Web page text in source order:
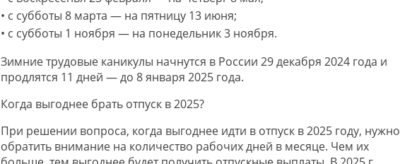
• с субботы 8 марта — на пятницу 13 июня;
• с субботы 1 ноября — на понедельник 3 ноября.
Зимние трудовые каникулы начнутся в России 29 декабря 2024 года и
продлятся 11 дней — до 8 января 2025 года.
Когда выгоднее брать отпуск в 2025?
При решении вопроса, когда выгоднее идти в отпуск в 2025 году, нужно
обратить внимание на количество рабочих дней в месяце. Чем их